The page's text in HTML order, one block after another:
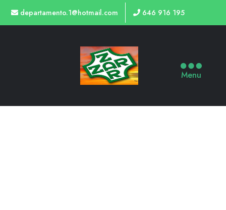
departamento.1@hotmail.com 646 916 195
Menu